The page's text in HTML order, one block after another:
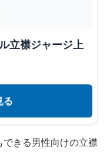
立襟ジャージ上
る
きる男性向けの立襟